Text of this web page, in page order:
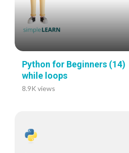
Python for Beginners (14)
while loops
8.9K views